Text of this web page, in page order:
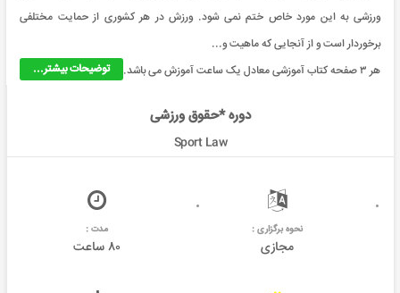
ورزشی به این مورد خاص ختم نمی شود. ورزش در هر کشوری از حمایت مختلفی
برخوردار است و از آنجایی که ماهیت و...
توضیحات بیشتر...
هر ۳ صفحه کتاب آموزشی معادل یک ساعت آموزش می باشد.
دوره *حقوق ورزشی
Sport Law
نحوه برگزاری :
مجازی
مدت :
۸۰ ساعت